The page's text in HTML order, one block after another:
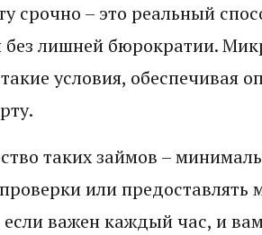
срочно – это реальный
без лишней бюрократии.
условия, обеспечивая
таких займов –
или предоставлять
если важен каждый час, и